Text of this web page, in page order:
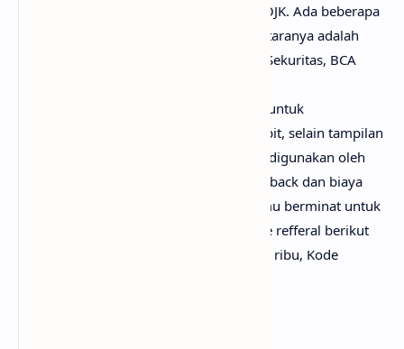
adalah broker saham wajib terdaftar di OJK. Ada beberapa
broker saham yang sangat populer diantaranya adalah
Ipot, Bibit, Stockbit, Ajaib, Bareksa, BNI Sekuritas, BCA
Namun kami merekomendasikan kamu untuk
menggunakan aplikasi broker saham Bibit, selain tampilan
aplikasinya yang sederhana dan mudah digunakan oleh
pemula, Bibit juga memiliki banyak cashback dan biaya
transaksi yang terbilang murah, jika kamu berminat untuk
mendaftar Bibit bisa menggunakan kode refferal berikut
untuk mendapatkan cashback hingga 25 ribu, Kode